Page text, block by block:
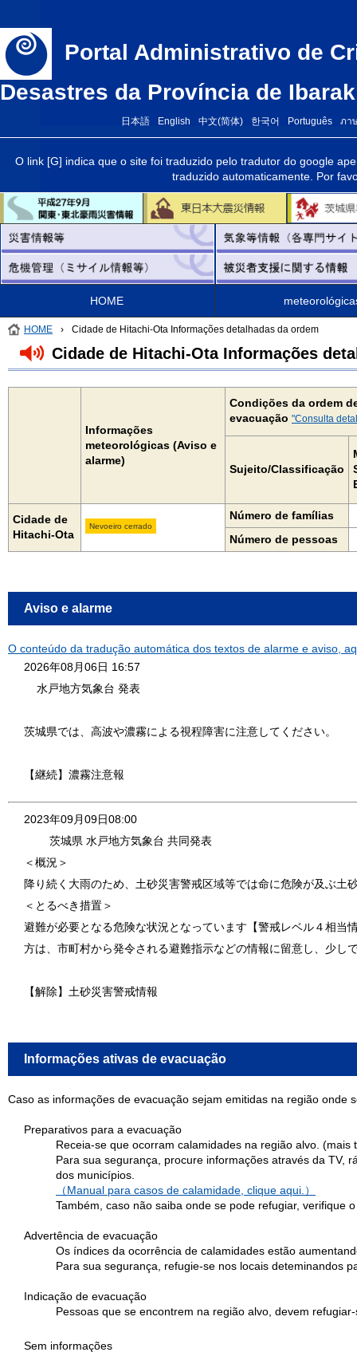
Portal Administrativo de
Desastres da Província de
日本語 English 中文(简体) 한국어 Português ภา
O link [G] indica que o site foi traduzido pelo tradutor do google
traduzido automaticamente. Por
HOME
HOME › Cidade de Hitachi-Ota Informações detalhadas da ordem
Cidade de Hitachi-Ota Informações
Informações
meteorológicas (Aviso e
alarme)
Condições da ordem
evacuação "Consulta
Sujeito/Classificação
Cidade de
Hitachi-Ota
Nevoeiro cerrado
Número de famílias
Número de pessoas
Aviso e alarme
O conteúdo da tradução automática dos textos de alarme e aviso,
2026年08月06日 16:57
水戸地方気象台 発表
茨城県では、高波や濃霧による視程障害に注意してください。
【継続】濃霧注意報
2023年09月09日08:00
茨城県 水戸地方気象台 共同発表
＜概況＞
降り続く大雨のため、土砂災害警戒区域等では命に危険が及ぶ土
＜とるべき措置＞
避難が必要となる危険な状況となっています【警戒レベル４相
方は、市町村から発令される避難指示などの情報に留意し、少し
【解除】土砂災害警戒情報
Informações ativas de evacuação
Caso as informações de evacuação sejam emitidas na região
Preparativos para a evacuação
Receia-se que ocorram calamidades na região alvo.
Para sua segurança, procure informações através da TV,
dos municípios.
（Manual para casos de calamidade, clique aqui.）
Também, caso não saiba onde se pode refugiar, verifique
Advertência de evacuação
Os índices da ocorrência de calamidades estão
Para sua segurança, refugie-se nos locais deteminandos
Indicação de evacuação
Pessoas que se encontrem na região alvo, devem
Sem informações